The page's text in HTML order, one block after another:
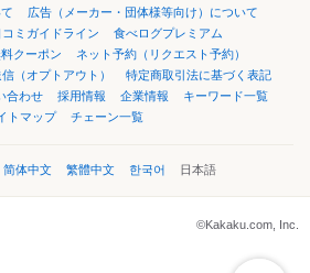
広告（メーカー・団体様等向け）について
コミガイドライン
食べログプレミアム
クーポン
ネット予約（リクエスト予約）
（オプトアウト）
特定商取引法に基づく表記
合わせ 採用情報 企業情報
キーワード一覧
トマップ
チェーン一覧
简体中文 繁體中文 한국어 日本語
©Kakaku.com, Inc.